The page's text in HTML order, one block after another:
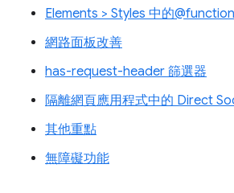
Elements > Styles 中的
網路面板改善
has-request-header 篩選器
隔離網頁應用程式中的 Direct
其他重點
無障礙功能